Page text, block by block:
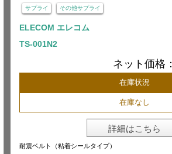
サプライ その他サプライ
ELECOM エレコム
TS-001N2
ネット価格：
在庫状況
在庫なし
詳細はこちら
耐震ベルト（粘着シールタイプ）